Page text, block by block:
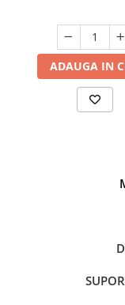
ADAUGA IN